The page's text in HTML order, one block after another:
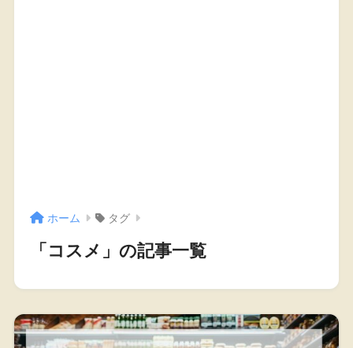
ホーム タグ
「コスメ」の記事一覧